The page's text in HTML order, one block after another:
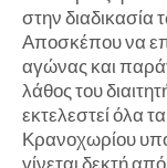
στην διαδικασία
Αποσκέπου να
αγώνας και
λάθος του
εκτελεστεί όλα
Κρανοχωρίου
γίνεται δεκτή